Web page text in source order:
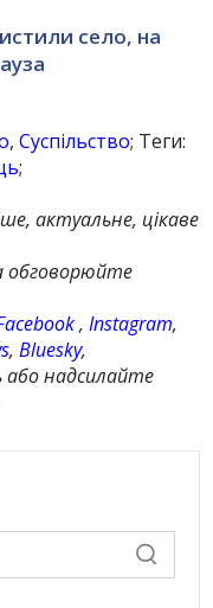
село, на
,Суспільство; Теги:
;
актуальне, цікаве
обговорюйте
,Instagram,
,Bluesky,
або надсилайте